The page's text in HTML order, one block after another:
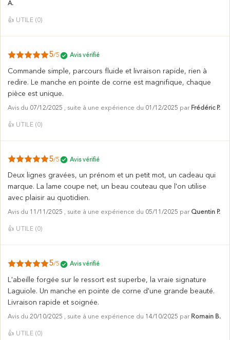
A.
👍 UTILE (0)
5/5 Avis vérifié
Commande simple, parcours fluide et livraison rapide, rien à
redire. Le manche en pointe de corne est magnifique, chaque
pièce est unique.
Avis du 07/12/2025 , suite à une expérience du 01/12/2025 par Frédéric P.
👍 UTILE (0)
5/5 Avis vérifié
Deux lignes gravées, un prénom et un petit mot, un cadeau qui
marque. La lame coupe net, un beau couteau que l'on utilise
avec plaisir au quotidien.
Avis du 11/11/2025 , suite à une expérience du 05/11/2025 par Quentin P.
👍 UTILE (0)
5/5 Avis vérifié
L'abeille forgée sur le ressort est superbe, la vraie signature
Laguiole. Un manche en pointe de corne d'une grande beauté.
Livraison rapide et soignée.
Avis du 20/10/2025 , suite à une expérience du 14/10/2025 par Romain B.
👍 UTILE (0)